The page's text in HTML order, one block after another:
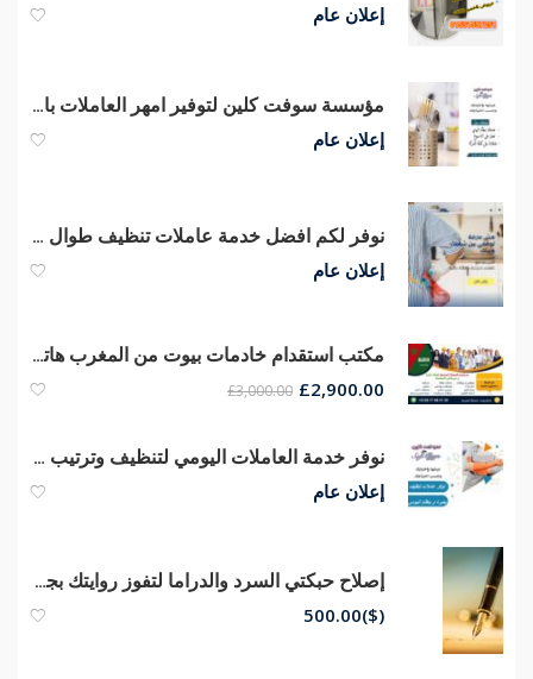
إعلان عام
مؤسسة سوفت كلين لتوفير امهر العاملات باليومي والشهري و بأقل سعر وامهر عمل
إعلان عام
نوفر لكم افضل خدمة عاملات تنظيف طوال الاسبوع من اجل راحتكم
إعلان عام
مكتب استقدام خادمات بيوت من المغرب هاتف 00212677680139
£3,000.00 £2,900.00
نوفر خدمة العاملات اليومي لتنظيف وترتيب بخبرة واتقان بأقل الاسعار
إعلان عام
إصلاح حبكتي السرد والدراما لتفوز روايتك بجائزة
($)
500.00